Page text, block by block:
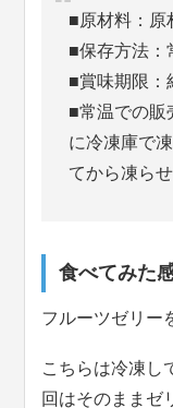
■原材料：原
■保存方法：
■賞味期限：
■常温での販
に冷凍庫で
てから凍ら
食べてみた
フルーツゼリー
こちらは冷凍し
回はそのままゼ